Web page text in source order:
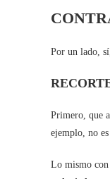
Por un lado,
Primero, que
ejemplo, no
Lo mismo con